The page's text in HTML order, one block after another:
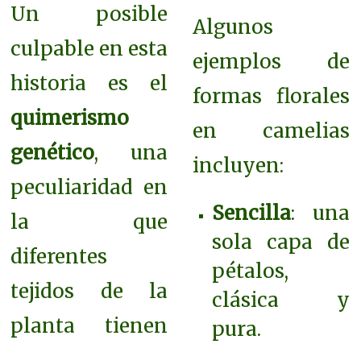
Un posible
culpable en esta
historia es el
quimerismo
genético, una
peculiaridad en
la que
diferentes
tejidos de la
planta tienen
Algunos
ejemplos de
formas florales
en camelias
incluyen:
Sencilla: una
sola capa de
pétalos,
clásica y
pura.